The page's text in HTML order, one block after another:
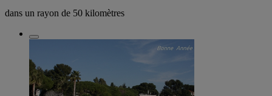
dans un rayon de 50 kilomètres